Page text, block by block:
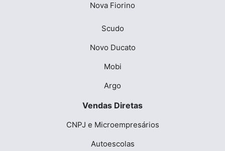
Nova Fiorino
Scudo
Novo Ducato
Mobi
Argo
Vendas Diretas
CNPJ e Microempresários
Autoescolas